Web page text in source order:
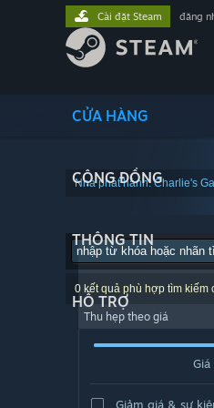
CỬA HÀNG
CỘNG ĐỒNG
THÔNG TIN
HỖ TRỢ
Cài đặt Steam đăng
Nhà phát hành: Charlie's
0 kết quả phù hợp tìm kiếm
Thu hẹp theo giá
Giảm giá & sự